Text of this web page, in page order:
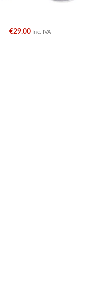
€29.00 Inc. IVA